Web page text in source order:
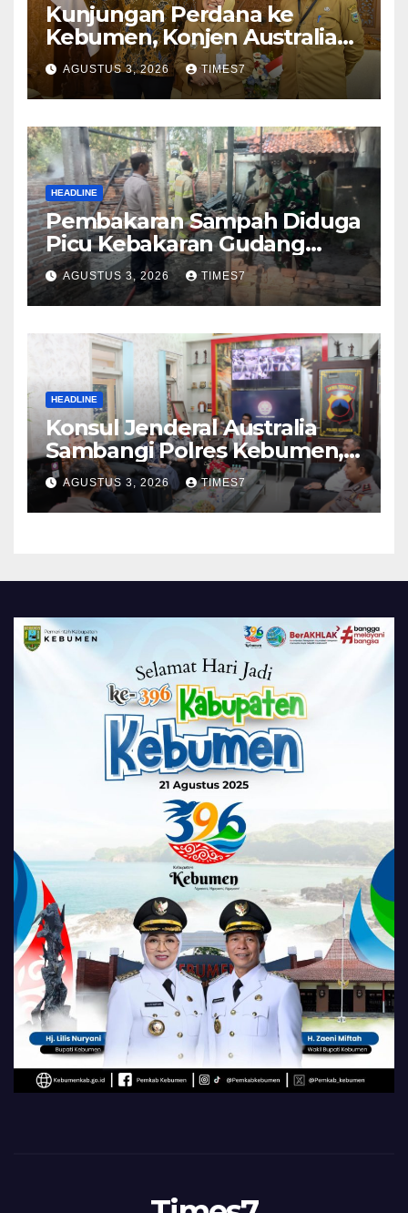
Kunjungan Perdana ke
Kebumen, Konjen Australia
Jajaki Kerja Sama Pariwisata
hingga Pendidikan
AGUSTUS 3, 2026 TIMES7
HEADLINE
Pembakaran Sampah Diduga
Picu Kebakaran Gudang
Furniture di Kebumen
AGUSTUS 3, 2026 TIMES7
HEADLINE
Konsul Jenderal Australia
Sambangi Polres Kebumen,
Pererat Silaturahmi
AGUSTUS 3, 2026 TIMES7